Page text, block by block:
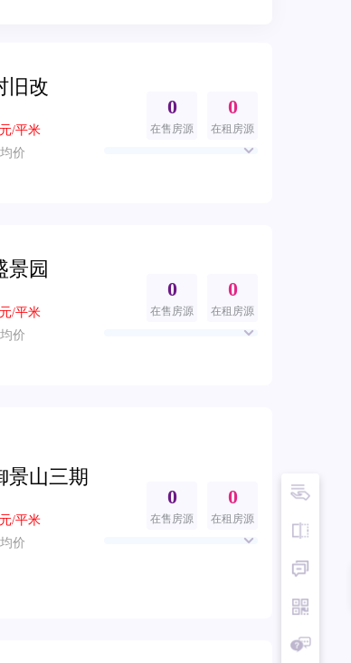
旧改
元/平米
价
0
在售房源
0
在租房源
景园
元/平米
价
0
在售房源
0
在租房源
景山三期
元/平米
价
0
在售房源
0
在租房源